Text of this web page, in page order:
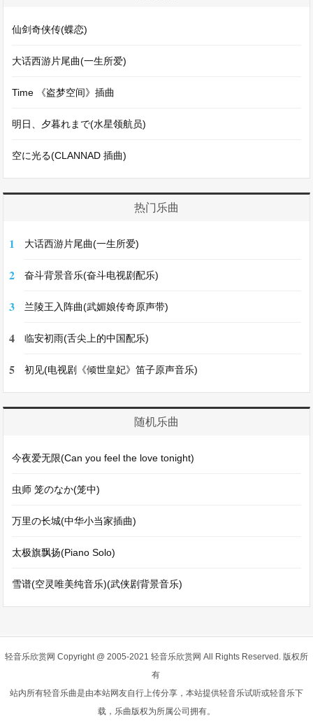
仙剑奇侠传(蝶恋)
大话西游片尾曲(一生所爱)
Time 《盗梦空间》插曲
明日、夕暮れまで(水星领航员)
空に光る(CLANNAD 插曲)
热门乐曲
1 大话西游片尾曲(一生所爱)
2 奋斗背景音乐(奋斗电视剧配乐)
3 兰陵王入阵曲(武媚娘传奇原声带)
4 临安初雨(舌尖上的中国配乐)
5 初见(电视剧《倾世皇妃》笛子原声音乐)
随机乐曲
今夜爱无限(Can you feel the love tonight)
虫师 笼のなか(笼中)
万里の长城(中华小当家插曲)
太极旗飘扬(Piano Solo)
雪谱(空灵唯美纯音乐)(武侠剧背景音乐)
轻音乐欣赏网 Copyright @ 2005-2021 轻音乐欣赏网 All Rights Reserved. 版权所
有
站内所有轻音乐曲是由本站网友自行上传分享，本站提供轻音乐试听或轻音乐下
载，乐曲版权为所属公司拥有。